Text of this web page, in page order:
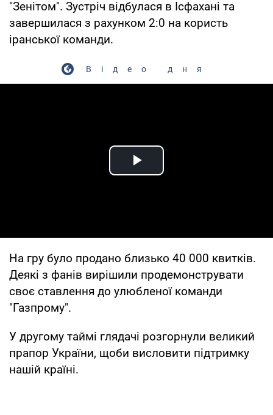
"Зенітом". Зустріч відбулася в Ісфахані та
завершилася з рахунком 2:0 на користь
іранської команди.
Відео дня
Play Video
На гру було продано близько 40 000 квитків.
Деякі з фанів вирішили продемонструвати
своє ставлення до улюбленої команди
"Газпрому".
У другому таймі глядачі розгорнули великий
прапор України, щоби висловити підтримку
нашій країні.